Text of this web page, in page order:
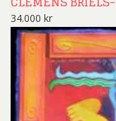
34.000 kr